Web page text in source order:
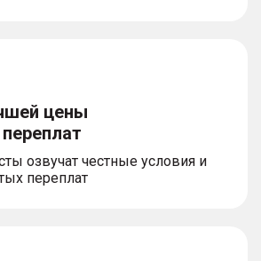
цены
озвучат честные условия и
переплат